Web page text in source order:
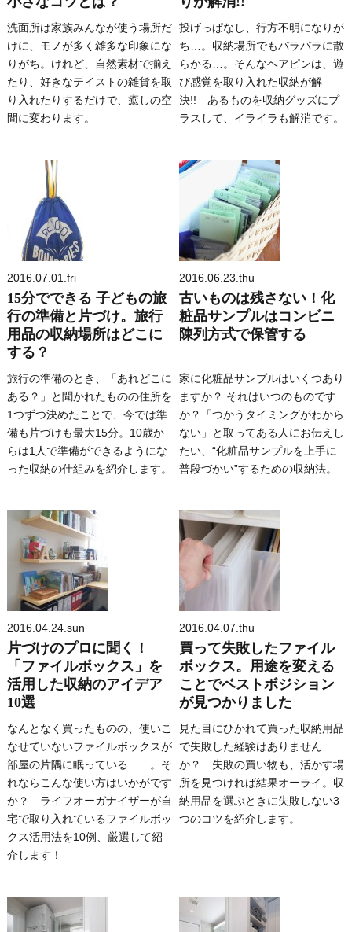
洗面所は家族みんなが使う場所だ
けに、モノが多く雑多な印象にな
りがち。けれど、自然素材で揃え
たり、好きなテイストの雑貨を取
り入れたりするだけで、癒しの空
間に変わります。
投げっぱなし、行方不明になりが
ち…。収納場所でもバラバラに散
らかる…。そんなヘアピンは、遊
び感覚を取り入れた収納が解
決!! あるものを収納グッズにプ
ラスして、イライラも解消です。
2016.07.01.fri
15分でできる 子どもの旅
行の準備と片づけ。旅行
用品の収納場所はどこに
する？
旅行の準備のとき、「あれどこに
ある？」と聞かれたものの住所を
1つずつ決めたことで、今では準
備も片づけも最大15分。10歳か
らは1人で準備ができるようにな
った収納の仕組みを紹介します。
2016.06.23.thu
古いものは残さない！化
粧品サンプルはコンビニ
陳列方式で保管する
家に化粧品サンプルはいくつあり
ますか？ それはいつのものです
か？「つかうタイミングがわから
ない」と取ってある人にお伝えし
たい、“化粧品サンプルを上手に
普段づかい”するための収納法。
2016.04.24.sun
片づけのプロに聞く！
「ファイルボックス」を
活用した収納のアイデア
10選
なんとなく買ったものの、使いこ
なせていないファイルボックスが
部屋の片隅に眠っている……。そ
れならこんな使い方はいかがです
か？ ライフオーガナイザーが自
宅で取り入れているファイルボッ
クス活用法を10例、厳選して紹
介します！
2016.04.07.thu
買って失敗したファイル
ボックス。用途を変える
ことでベストボジション
が見つかりました
見た目にひかれて買った収納用品
で失敗した経験はありません
か？ 失敗の買い物も、活かす場
所を見つければ結果オーライ。収
納用品を選ぶときに失敗しない3
つのコツを紹介します。